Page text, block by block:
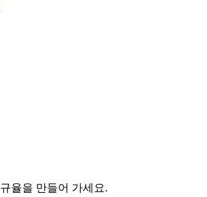
율을 만들어 가세요.